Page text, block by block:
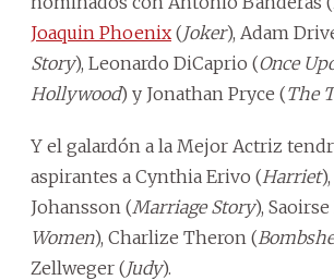
Joaquin Phoenix (Joker), Adam
Story), Leonardo DiCaprio (Once
Hollywood) y Jonathan Pryce (The
Y el galardón a la Mejor Actriz
aspirantes a Cynthia Erivo (Harriet
Johansson (Marriage Story),
Women), Charlize Theron (
Zellweger (Judy).